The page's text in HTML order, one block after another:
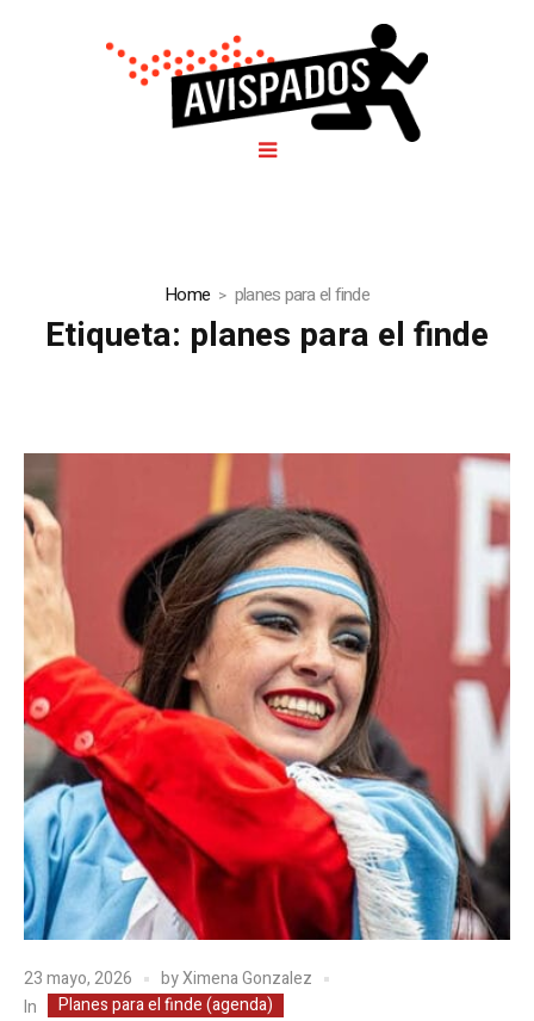
Home planes para el finde
Etiqueta: planes para el finde
23 mayo, 2026 byXimena Gonzalez
In
Planes para el finde (agenda)